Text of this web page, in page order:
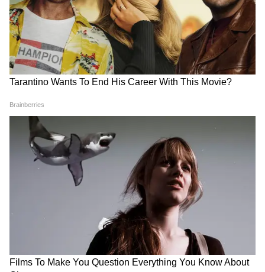
- फेसपैक लगाने से पहले अपना चेहरा अच्छी तरह
साफ कर लें।
- फेसपैक लगाने के बाद त्वचा को रूखा होने से बचाने
के लिए मॉइस्चराइजर लगाएं।
- त्वचा को धूप से बचाने के लिए सनस्क्रीन लगाएं।